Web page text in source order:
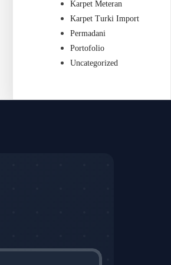
Karpet Meteran
Karpet Turki Import
Permadani
Portofolio
Uncategorized